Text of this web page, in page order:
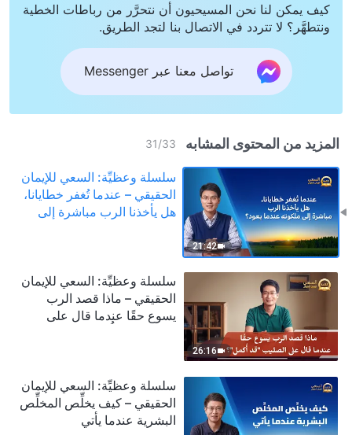
كيف يمكن لنا نحن المسيحيون أن نتحرَّر من رباطات الخطية
ونتطهَّر؟ لا تتردد في الاتصال بنا لتجد الطريق.
تواصل معنا عبر Messenger
المزيد من المحتوى المشابه 31/33
21:42
سلسلة وعظيِّة: السعي للإيمان
الحقيقي – عندما تُغفر خطايانا،
هل يأخذنا الرب مباشرة إلى
26:16
سلسلة وعظيِّة: السعي للإيمان
الحقيقي – ماذا قصد الرب
يسوع حقًا عندما قال على
سلسلة وعظيِّة: السعي للإيمان
الحقيقي – كيف يخلِّص المخلِّص
البشرية عندما يأتي